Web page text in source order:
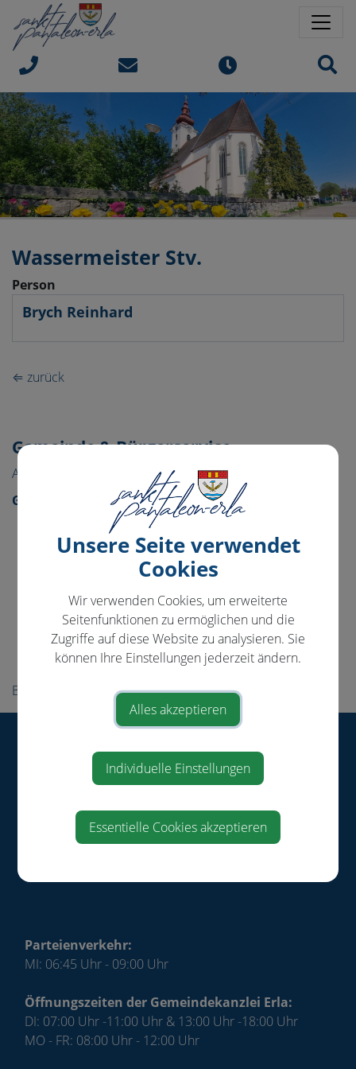
Sprungmarken
Springe direkt zu:
Gemeinde & Bürgerservice
Aktuelles
Gemeinde
Gemeindeamt
Amtstafel
Projekte
Politik
Ortsplan
Bürgerservice
Wassermeister Stv.
Person
Name
Website
Brych Reinhard
⇐ zurück
Ringstraße 13
4303 St. Pantaleon-Erla
gemeinde@st-pantaleon-erla.gv.at
Impressum|Datenschutz
Parteienverkehr:
MI: 06:45 Uhr - 09:00 Uhr
Öffnungszeiten der Gemeindekanzlei Erla:
DI: 07:00 Uhr -11:00 Uhr & 13:00 Uhr -18:00 Uhr
MO - FR: 08:00 Uhr - 12:00 Uhr
Unsere Seite verwendet
Cookies
Wir verwenden Cookies, um erweiterte
Seitenfunktionen zu ermöglichen und die
Zugriffe auf diese Website zu analysieren. Sie
können Ihre Einstellungen jederzeit ändern.
Alles akzeptieren
Individuelle Einstellungen
Essentielle Cookies akzeptieren